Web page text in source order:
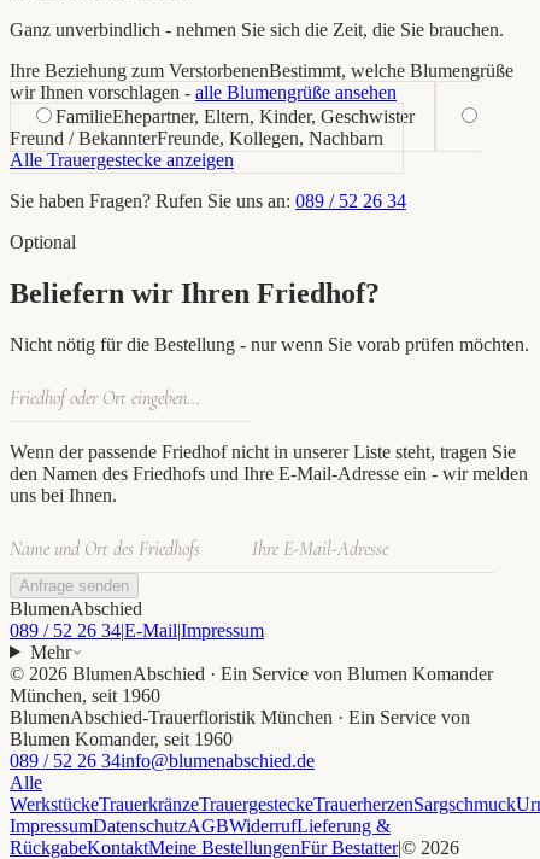
Ganz unverbindlich - nehmen Sie sich die Zeit, die Sie brauchen.
Ihre Beziehung zum VerstorbenenBestimmt, welche Blumengrüße
wir Ihnen vorschlagen - alle Blumengrüße ansehen
FamilieEhepartner, Eltern, Kinder, Geschwister
Freund / BekannterFreunde, Kollegen, Nachbarn
Alle Trauergestecke anzeigen
Sie haben Fragen? Rufen Sie uns an: 089 / 52 26 34
Optional
Beliefern wir Ihren Friedhof?
Nicht nötig für die Bestellung - nur wenn Sie vorab prüfen möchten.
Wenn der passende Friedhof nicht in unserer Liste steht, tragen Sie
den Namen des Friedhofs und Ihre E-Mail-Adresse ein - wir melden
uns bei Ihnen.
Anfrage senden
BlumenAbschied
089 / 52 26 34|E-Mail|Impressum
Mehr
© 2026 BlumenAbschied · Ein Service von Blumen Komander
München, seit 1960
BlumenAbschied-Trauerfloristik München · Ein Service von
Blumen Komander, seit 1960
089 / 52 26 34info@blumenabschied.de
Alle
WerkstückeTrauerkränzeTrauergesteckeTrauerherzenSargschmuck
ImpressumDatenschutzAGBWiderrufLieferung &
RückgabeKontaktMeine BestellungenFür Bestatter|© 2026